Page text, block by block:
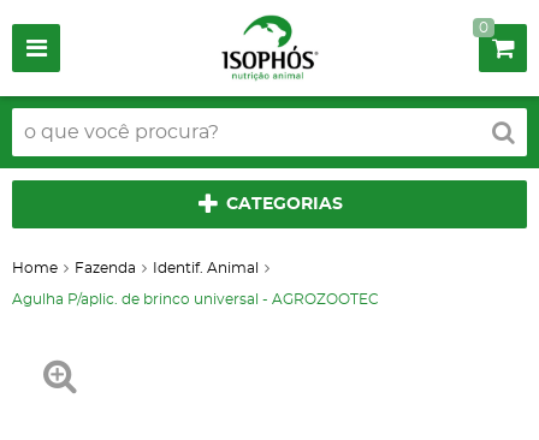
0
CATEGORIAS
Home Fazenda Identif. Animal
Agulha P/aplic. de brinco universal - AGROZOOTEC